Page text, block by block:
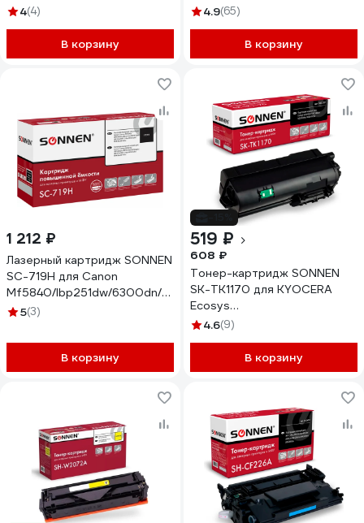
ресурс 10000 страниц
4(4)
В корзину
MF4018/4120/40/50/4270
4.9(65)
В корзину
1 212 ₽
Лазерный картридж SONNEN
SC-719H для Canon
Mf5840/lbp251dw/6300dn/mf411dw,
ресурс 6500 стр. 364086
5(3)
В корзину
519 ₽
608 ₽
Тонер-картридж SONNEN
SK-TK1170 для KYOCERA
Ecosys
M2040DN/M2540DN/
4.6(9)
В корзину